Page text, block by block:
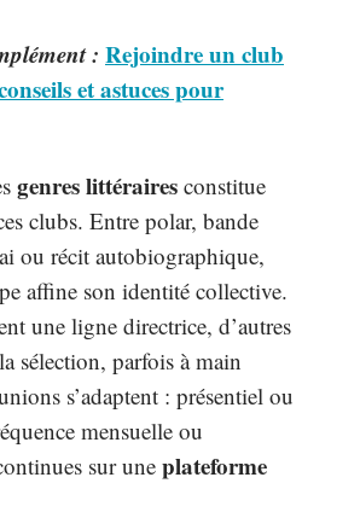
: Rejoindre un club
et astuces pour
genres littéraires constitue
clubs. Entre polar, bande
ou récit autobiographique,
affine son identité collective.
une ligne directrice, d’autres
sélection, parfois à main
s’adaptent : présentiel ou
mensuelle ou
sur une plateforme